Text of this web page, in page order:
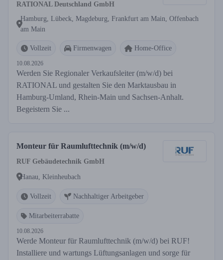
RATIONAL Deutschland GmbH
Hamburg, Lübeck, Magdeburg, Frankfurt am Main, Offenbach
am Main
Vollzeit Firmenwagen Home-Office
10.08.2026
Werden Sie Regionaler Verkaufsleiter (m/w/d) bei
RATIONAL und gestalten Sie den Marktausbau in
Hamburg-Umland, Rhein-Main und Sachsen-Anhalt.
Begeistern Sie ...
Monteur für Raumlufttechnik (m/w/d)
RUF Gebäudetechnik GmbH
Hanau, Kleinheubach
Vollzeit Nachhaltiger Arbeitgeber
Mitarbeiterrabatte
10.08.2026
Werde Monteur für Raumlufttechnik (m/w/d) bei RUF!
Installiere und wartungs Lüftungsanlagen und sorge für